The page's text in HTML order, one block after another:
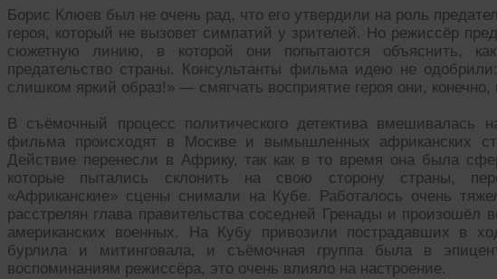
Борис Клюев был не очень рад, что его утвердили на роль
героя, который не вызовет симпатий у зрителей. Но режиссёр
сюжетную линию, в которой они попытаются объяснить,
предательство страны. Консультанты фильма идею не
слишком яркий образ!» — смягчать восприятие героя они, конечно,
В съёмочный процесс политического детектива вмешивалась
фильма происходят в Москве и вымышленных африканских
Действие перенесли в Африку, так как в то время она была
которые пытались склонить на свою сторону страны,
«Африканские» сцены снимали на Кубе. Работалось очень
расстрелян глава правительства соседней Гренады и произошёл
американских военных. На Кубу привозили пострадавших в
бурлила и митинговала, и съёмочная группа была в
воспоминаниям режиссёра, это очень влияло на настроение.